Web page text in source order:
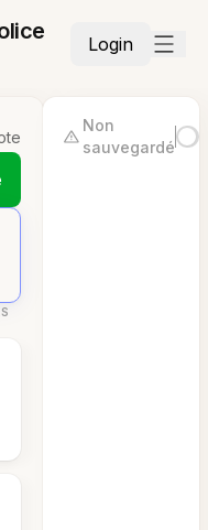
Login
Non
sauvegardé